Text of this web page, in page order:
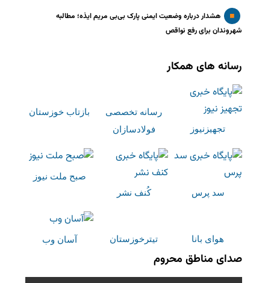
هشدار درباره وضعیت ایمنی پارک بی‌بی مریم ایذه؛ مطالبه
شهروندان برای رفع نواقص
رسانه های همکار
تجهیزنیوز
رسانه تخصصی
فولادسازان
بازتاب خوزستان
سد پرس کُنف نشر
صبح ملت نیوز
هوای بانا تیترخوزستان آسان وب
صدای مناطق محروم